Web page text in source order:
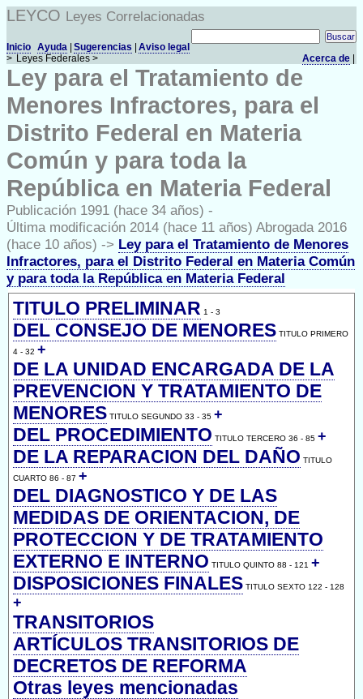
LEYCO Leyes Correlacionadas
Aviso legal
Sugerencias
Ayuda
Acerca de
Inicio
> Leyes Federales >
Ley para el Tratamiento de
Menores Infractores, para el
Distrito Federal en Materia
Común y para toda la
República en Materia Federal
Publicación 1991 (hace 34 años) -
Última modificación 2014 (hace 11 años) Abrogada 2016
(hace 10 años) -> Ley para el Tratamiento de Menores
Infractores, para el Distrito Federal en Materia Común
y para toda la República en Materia Federal
TITULO PRELIMINAR 1 - 3
DEL CONSEJO DE MENORES TITULO PRIMERO
4 - 32 +
DE LA UNIDAD ENCARGADA DE LA
PREVENCION Y TRATAMIENTO DE
MENORES TITULO SEGUNDO 33 - 35 +
DEL PROCEDIMIENTO TITULO TERCERO 36 - 85 +
DE LA REPARACION DEL DAÑO TITULO
CUARTO 86 - 87 +
DEL DIAGNOSTICO Y DE LAS
MEDIDAS DE ORIENTACION, DE
PROTECCION Y DE TRATAMIENTO
EXTERNO E INTERNO TITULO QUINTO 88 - 121 +
DISPOSICIONES FINALES TITULO SEXTO 122 - 128
+
TRANSITORIOS
ARTÍCULOS TRANSITORIOS DE
DECRETOS DE REFORMA
Otras leyes mencionadas